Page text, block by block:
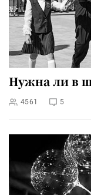
Нужна ли в
4561 5